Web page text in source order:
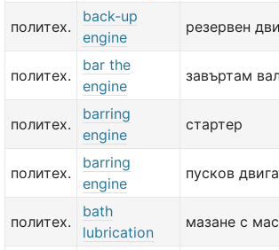
политех.
back-up
engine
резервен
политех.
bar the
engine
завъртам
политех.
barring
engine
стартер
политех.
barring
engine
пусков
политех.
bath
lubrication
мазане с